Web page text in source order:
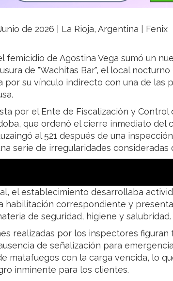
de 2026 | La Rioja, Argentina | Fenix
femicidio de Agostina Vega sumó un
de "Wachitas Bar", el local
por su vínculo indirecto con una de las
por el Ente de Fiscalización y Control
que ordenó el cierre inmediato del
al 521 después de una
serie de irregularidades consideradas
el establecimiento desarrollaba
habilitación correspondiente y
de seguridad, higiene y salubridad.
realizadas por los inspectores figuran
de señalización para
matafuegos con la carga vencida, lo
inminente para los clientes.